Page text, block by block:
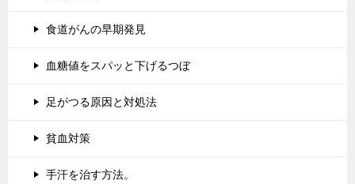
食道がんの早期発見
血糖値をスパッと下げるつぼ
足がつる原因と対処法
貧血対策
手汗を治す方法。